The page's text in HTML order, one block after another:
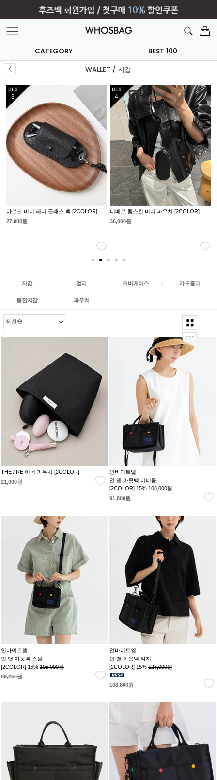
CATEGORY
BEST 100
WALLET / 지갑
5
양가죽 리본 미니 파우치
[3COLOR]
6
메쉬 패턴 스트링 이너백 파우치
[2COLOR]
지갑 | 멀티 | 커버케이스 | 카드홀더 |
동전지갑 | 파우치 |
THE / RE 이너 파우치 [2COLOR]
21,000원
인바이트엘
인 앤 아웃백 미디움
[2COLOR] 15% 108,000원
91,800원
인바이트엘
인 앤 아웃백 스몰
[2COLOR] 15% 105,000원
89,250원
인바이트엘
인 앤 아웃백 라지
[2COLOR] 15% 128,000원
108,800원